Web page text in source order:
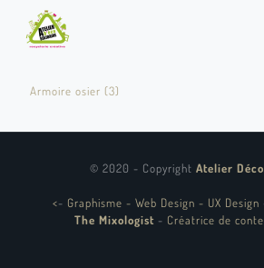
Armoire osier (3)
© 2020 - Copyright Atelier
<- Graphisme - Web Design - UX Design
The Mixologist - Créatrice de